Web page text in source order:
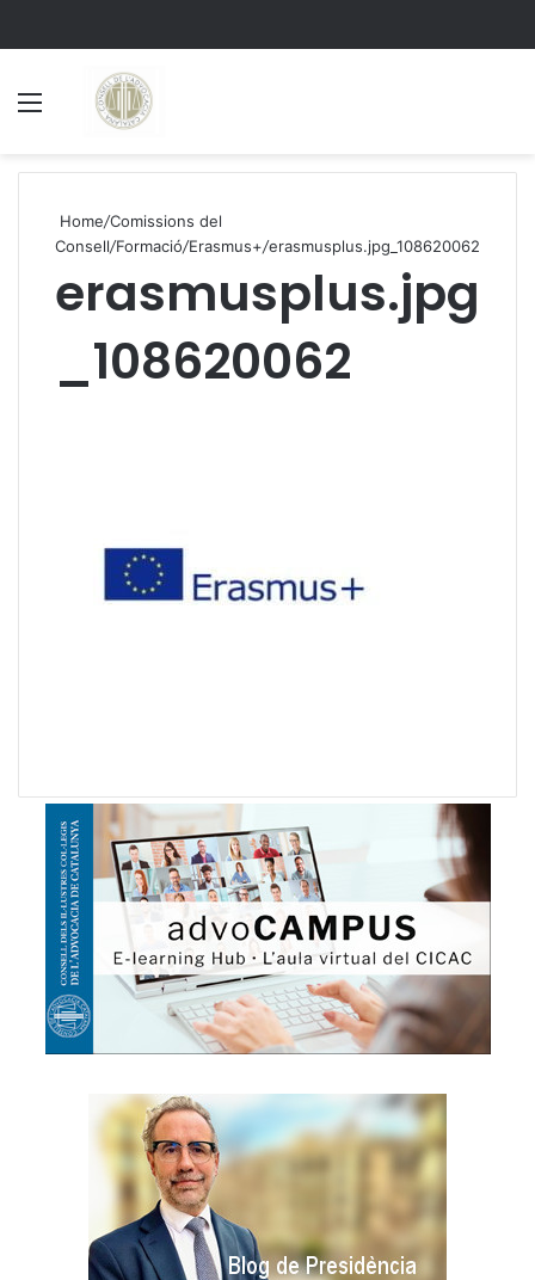
Home/Comissions del
Consell/Formació/Erasmus+/erasmusplus.jpg_108620062
erasmusplus.jpg
_108620062